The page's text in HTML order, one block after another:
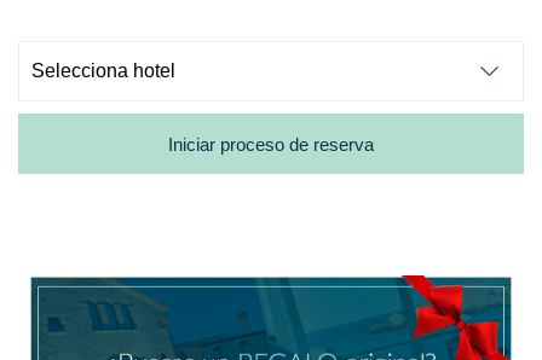
Ubicación/nombre del hotel
Iniciar proceso de reserva